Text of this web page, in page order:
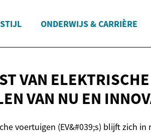
ONDERWIJS & CARRIÈRE
VAN
VAN NU EN
voertuigen (EV&#039;s) blijft zich